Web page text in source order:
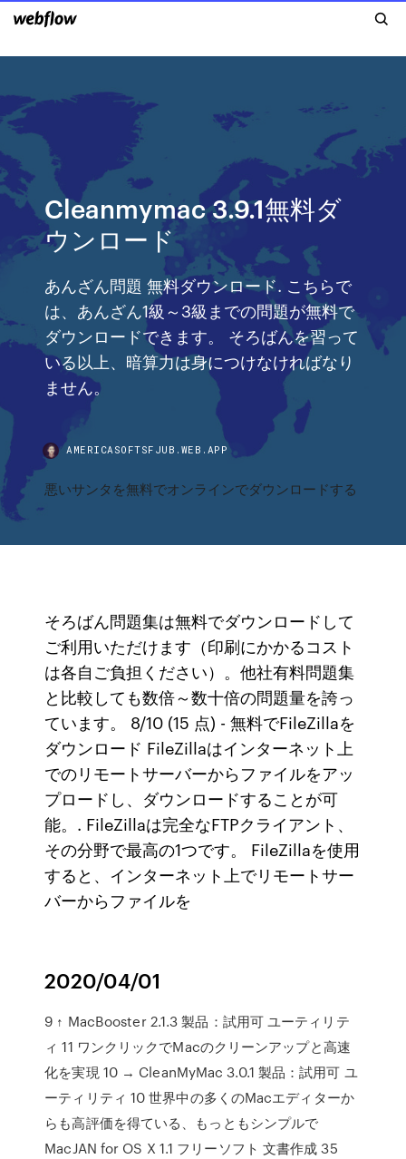
Cleanmymac 3.9.1無料ダ
ウンロード
あんざん問題 無料ダウンロード. こちらで
は、あんざん1級～3級までの問題が無料で
ダウンロードできます。 そろばんを習って
いる以上、暗算力は身につけなければなり
ません。
AMERICASOFTSFJUB.WEB.APP
悪いサンタを無料でオンラインでダウンロードする
そろばん問題集は無料でダウンロードして
ご利用いただけます（印刷にかかるコスト
は各自ご負担ください）。他社有料問題集
と比較しても数倍～数十倍の問題量を誇っ
ています。 8/10 (15 点) - 無料でFileZillaを
ダウンロード FileZillaはインターネット上
でのリモートサーバーからファイルをアッ
プロードし、ダウンロードすることが可
能。. FileZillaは完全なFTPクライアント、
その分野で最高の1つです。 FileZillaを使用
すると、インターネット上でリモートサー
バーからファイルを
2020/04/01
9 ↑ MacBooster 2.1.3 製品：試用可 ユーティリテ
ィ 11 ワンクリックでMacのクリーンアップと高速
化を実現 10 → CleanMyMac 3.0.1 製品：試用可 ユ
ーティリティ 10 世界中の多くのMacエディターか
らも高評価を得ている、もっともシンプルで
MacJAN for OS X 1.1 フリーソフト 文書作成 35